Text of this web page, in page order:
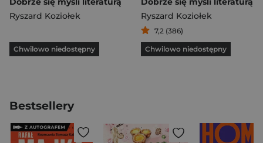
Ryszard Koziołek
Chwilowo niedostępny
Ryszard Koziołek
7,2 (386)
Chwilowo niedostępny
Bestsellery